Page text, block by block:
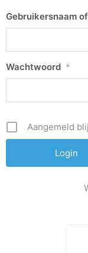
Gebruikersnaam
Wachtwoord *
Aangemeld